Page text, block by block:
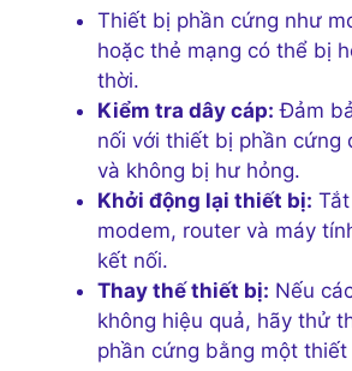
Thiết bị phần cứng như
hoặc thẻ mạng có thể bị
thời.
Kiểm tra dây cáp: Đảm
nối với thiết bị phần cứng
và không bị hư hỏng.
Khởi động lại thiết bị:
modem, router và máy
kết nối.
Thay thế thiết bị: Nếu
không hiệu quả, hãy thử
phần cứng bằng một thiết